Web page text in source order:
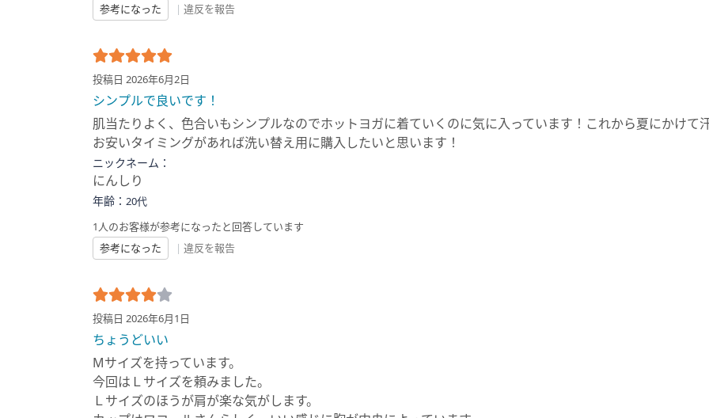
参考になった
| 違反を報告
投稿日 2026年6月2日
シンプルで良いです！
肌当たりよく、色合いもシンプルなのでホットヨガに着ていくのに気に入っています！これから夏にかけて
お安いタイミングがあれば洗い替え用に購入したいと思います！
ニックネーム：
にんしり
年齢： 20代
1人のお客様が参考になったと回答しています
参考になった
| 違反を報告
投稿日 2026年6月1日
ちょうどいい
Mサイズを持っています。
今回はＬサイズを頼みました。
Ｌサイズのほうが肩が楽な気がします。